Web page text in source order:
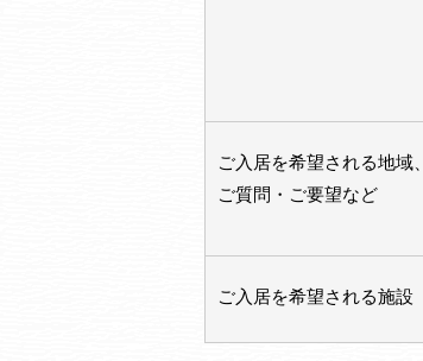
ご入居を希望される地域、
ご質問・ご要望など
ご入居を希望される施設